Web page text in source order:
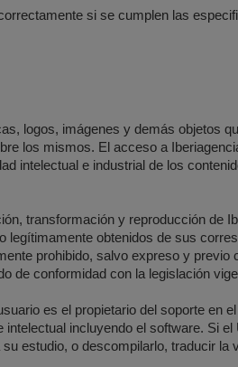
si se cumplen las
logos, imágenes y demás objetos
los mismos. El acceso a
intelectual e industrial de los
transformación y reproducción de
legítimamente obtenidos de sus
prohibido, salvo expreso y previo
de conformidad con la legislación
es el propietario del soporte en
incluyendo el software. Si
estudio, o descompilarlo, traducir la